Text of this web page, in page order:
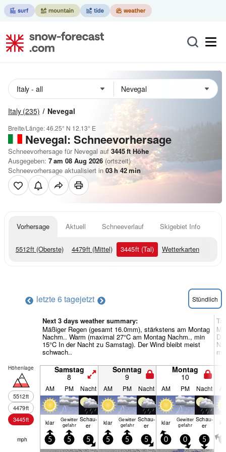
Italy (235) Nevegal
Breite/Länge:46.25° N 12.13° E
Nevegal: Schneevorhersage
Schneevorhersage für Nevegal auf 3445ftHöhe
Ausgegeben: 7 am 08 Aug 2026 (ortszeit)
Schneevorhersage aktualisiert in 03h 42min
Vorhersage Aktuell Schneeverlauf Skigebiet Info
5512ft (Oberste) 4479ft (Mittel) 3445ft (Tal) Wetterkarten
letzte 6 tagejetzt Stündlich
Next 3 days weather summary:
Mäßiger Regen (gesamt 16.0mm), stärkstens am Montag
Nachm.. Warm (maximal 27°C am Montag Nachm., min
15°C In der Nacht zu Samstag). Der Wind bleibt meist
schwach..
Höhenlage
5512ft
4479ft
3445ft
Samstag
8
Sonntag
9
Montag
10
AM PM Nacht AM PM Nacht AM PM Nacht
klar
Gewitter
gefahr
Schau­
er klar
Gewitter
gefahr
Schau­
er klar
Gewitter
gefahr
Schau­
er
mph 5 5 5 5 5 5 0 0 5